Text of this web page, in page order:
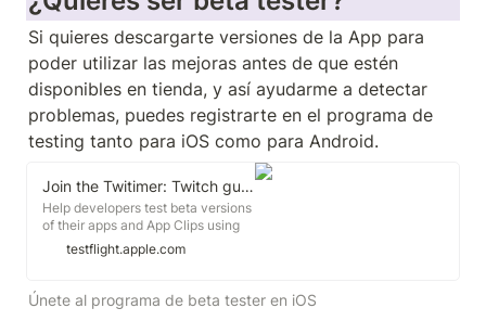
Si quieres descargarte versiones de la App para
poder utilizar las mejoras antes de que estén
disponibles en tienda, y así ayudarme a detectar
problemas, puedes registrarte en el programa de
testing tanto para iOS como para Android.
Join the Twitimer: Twitch guide beta
Help developers test beta versions
of their apps and App Clips using
the TestFlight app. Download
TestFlight on the App Store for
beta versions of apps and App
Clips using TestFlight, you'll need
testflight.apple.com
Únete al programa de beta tester en iOS